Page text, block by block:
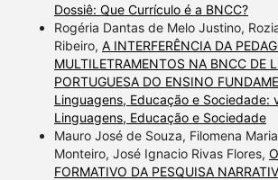
Dossiê: Que Currículo é a BNCC?
Rogéria Dantas de Melo Justino,
Ribeiro, A INTERFERÊNCIA DA
MULTILETRAMENTOS NA BNCC DE
PORTUGUESA DO ENSINO
Linguagens, Educação e Sociedade:
Linguagens, Educação e Sociedade
Mauro José de Souza, Filomena
Monteiro, José Ignacio Rivas Flores,
FORMATIVO DA PESQUISA